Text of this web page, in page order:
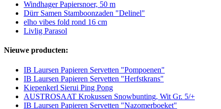
Windhager Papiersnoer, 50 m
Dürr Samen Stamboonzaden "Delinel"
elho vibes fold rond 16 cm
Livlig Parasol
Nieuwe producten:
IB Laursen Papieren Servetten "Pompoenen"
IB Laursen Papieren Servetten "Herfstkrans"
Kiepenkerl Sierui Ping Pong
AUSTROSAAT Krokussen Snowbunting, Wit Gr. 5/+
IB Laursen Papieren Servetten "Nazomerboeket"